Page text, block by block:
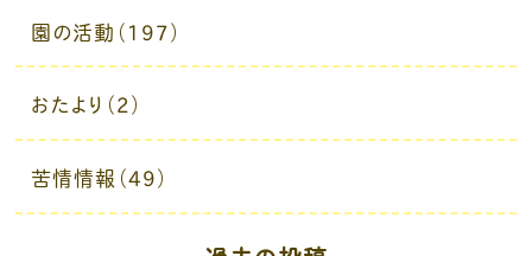
園の活動（197）
おたより（2）
苦情情報（49）